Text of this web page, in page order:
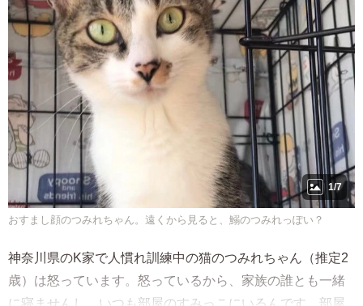
1/7
おすまし顔のつみれちゃん。遠くから見ると、鰯のつみれっぽい？
神奈川県のK家で人慣れ訓練中の猫のつみれちゃん（推定2
歳）は怒っています。怒っているから、家族の誰とも一緒